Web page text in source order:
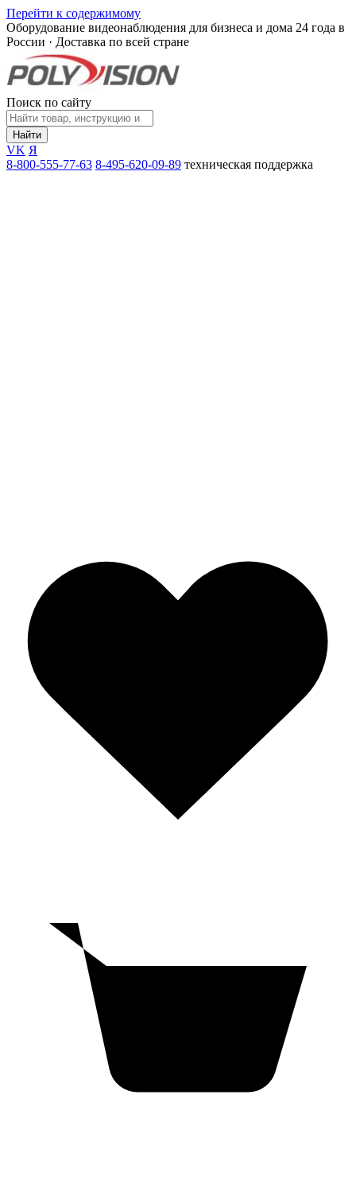
Перейти к содержимому
Оборудование видеонаблюдения для бизнеса и дома 24 года в
России · Доставка по всей стране
Поиск по сайту
Найти
VK Я
8-800-555-77-63 8-495-620-09-89 техническая поддержка